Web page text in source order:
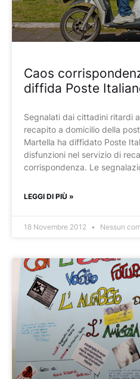
Caos
diffida Poste
Segnalati dai cittadini ritardi
recapito a domicilio della
Martella ha diffidato Poste
disfunzioni nel servizio di
corrispondenza. Le
LEGGI DI PIÙ »
18 Novembre 2012 Nessun